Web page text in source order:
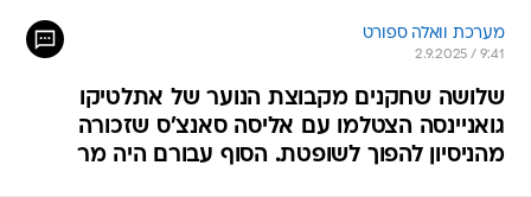
מערכת וואלה ספורט
2.9.2025 / 9:41
שלושה שחקנים מקבוצת הנוער של אתלטיקו
גואניינסה הצטלמו עם אליסה סאנצ'ס שזכורה
מהניסיון להפוך לשופטת. הסוף עבורם היה מר